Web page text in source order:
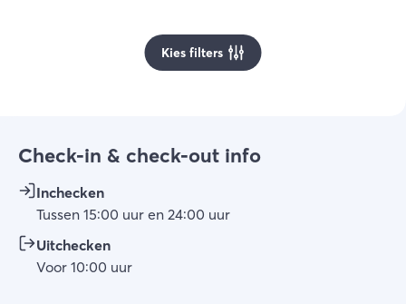
Kies filters
Check-in & check-out info
Inchecken
Tussen 15:00 uur en 24:00 uur
Uitchecken
Voor 10:00 uur